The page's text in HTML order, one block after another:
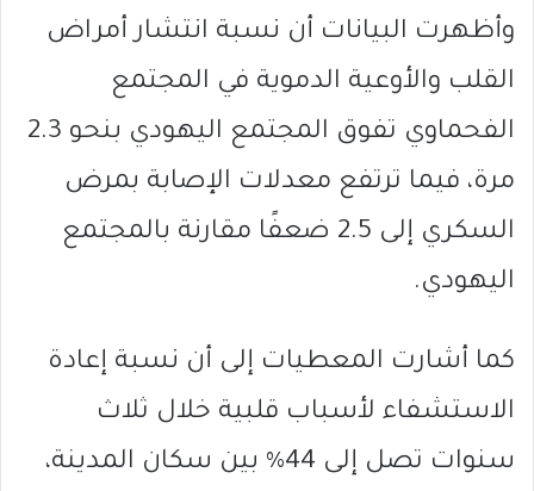
وأظهرت البيانات أن نسبة انتشار أمراض
القلب والأوعية الدموية في المجتمع
الفحماوي تفوق المجتمع اليهودي بنحو 2.3
مرة، فيما ترتفع معدلات الإصابة بمرض
السكري إلى 2.5 ضعفًا مقارنة بالمجتمع
اليهودي.
كما أشارت المعطيات إلى أن نسبة إعادة
الاستشفاء لأسباب قلبية خلال ثلاث
سنوات تصل إلى 44% بين سكان المدينة،